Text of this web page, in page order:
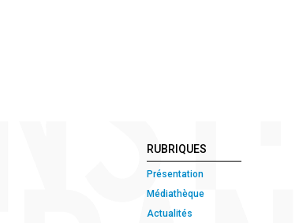
RUBRIQUES
Présentation
Médiathèque
Actualités